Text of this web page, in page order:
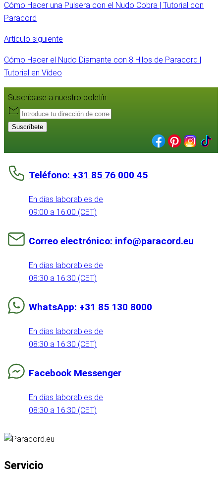
Cómo Hacer una Pulsera con el Nudo Cobra | Tutorial con
Paracord
Artículo siguiente
Cómo Hacer el Nudo Diamante con 8 Hilos de Paracord |
Tutorial en Vídeo
Suscríbase a nuestro boletín:
Suscríbete
Teléfono: +31 85 76 000 45
En días laborables de
09:00 a 16:00 (CET)
Correo electrónico: info@paracord.eu
En días laborables de
08:30 a 16:30 (CET)
WhatsApp: +31 85 130 8000
En días laborables de
08:30 a 16:30 (CET)
Facebook Messenger
En días laborables de
08:30 a 16:30 (CET)
Servicio